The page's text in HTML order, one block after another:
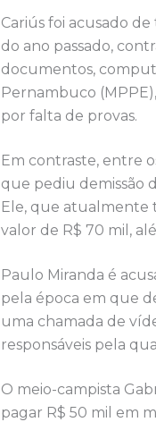
Cariús foi acusado
do ano passado,
documentos,
Pernambuco
por falta de provas.
Em contraste, entre
que pediu demissão
Ele, que atualmente
valor de R$ 70 mil,
Paulo Miranda é
pela época em que
uma chamada de
responsáveis pela
O meio-campista
pagar R$ 50 mil em